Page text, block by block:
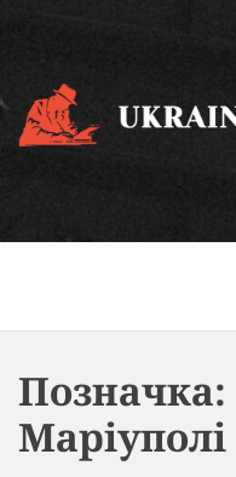
Позначка:
Маріуполі